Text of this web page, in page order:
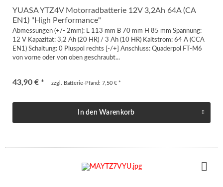
YUASA YTZ4V Motorradbatterie 12V 3,2Ah 64A (CA
EN1) "High Performance"
Abmessungen (+/- 2mm): L 113 mm B 70 mm H 85 mm Spannung:
12 V Kapazität: 3,2 Ah (20 HR) / 3 Ah (10 HR) Kaltstrom: 64 A (CCA
EN1) Schaltung: 0 Pluspol rechts [-/+] Anschluss: Quaderpol FT-M6
von vorne oder von oben geschraubt...
43,90 € * zzgl. Batterie-Pfand: 7,50 € *
In den Warenkorb